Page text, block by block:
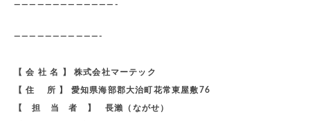
—————————————-
———————————-
【 会 社 名 】 株式会社マーテック
【 住 所 】 愛知県海部郡大治町花常東屋敷76
【 担 当 者 】 長瀨（ながせ）